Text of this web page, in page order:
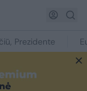
Prezidente